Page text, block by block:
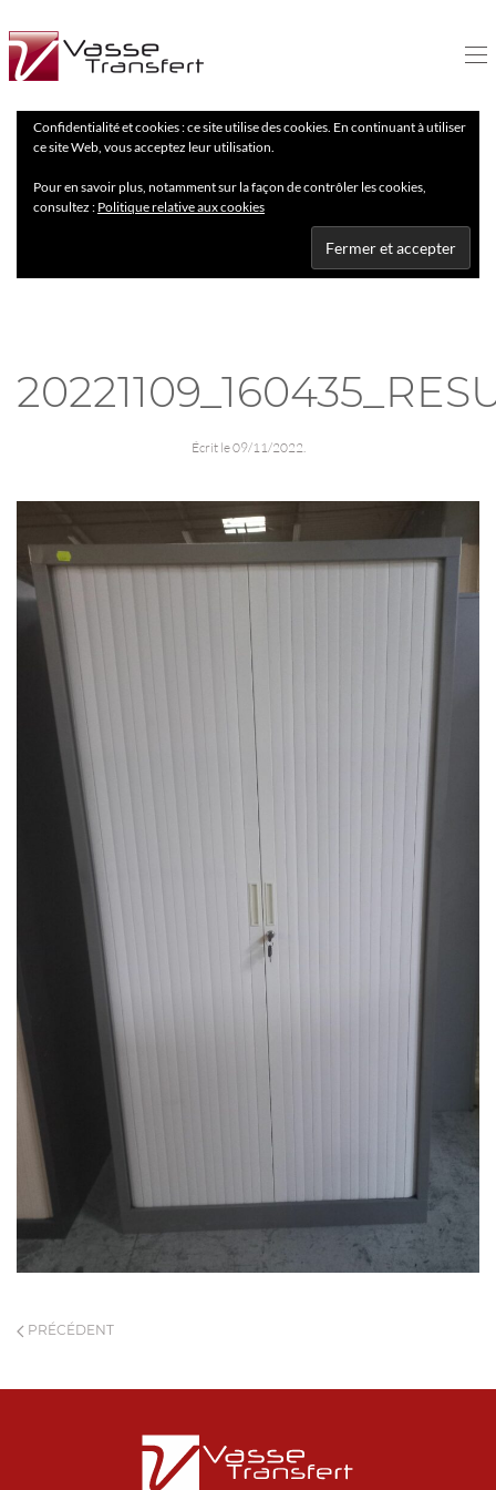
Confidentialité et cookies : ce site utilise des cookies. En continuant à utiliser
ce site Web, vous acceptez leur utilisation.
Pour en savoir plus, notamment sur la façon de contrôler les cookies,
consultez : Politique relative aux cookies
Écrit le09/11/2022.
PRÉCÉDENT